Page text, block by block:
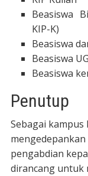
Beasiswa
KIP-K)
Beasiswa
Beasiswa
Beasiswa
Penutup
Sebagai kampus
pengabdian
dirancang untuk